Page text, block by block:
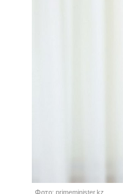
Фото: primeminister.kz